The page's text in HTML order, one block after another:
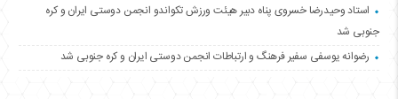
استاد وحیدرضا خسروی پناه دبیر هیئت ورزش تکواندو انجمن دوستی ایران و کره
جنوبی شد
رضوانه یوسفی سفیر فرهنگ و ارتباطات انجمن دوستی ایران و کره جنوبی شد